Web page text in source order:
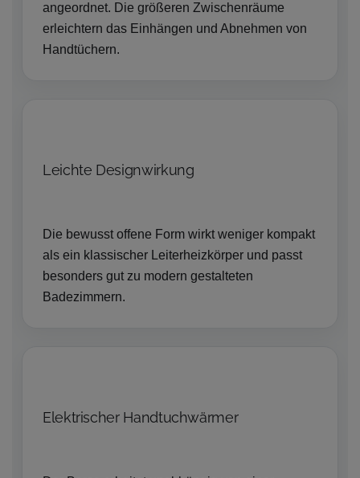
angeordnet. Die größeren Zwischenräume
erleichtern das Einhängen und Abnehmen von
Handtüchern.
Leichte Designwirkung
Die bewusst offene Form wirkt weniger kompakt
als ein klassischer Leiterheizkörper und passt
besonders gut zu modern gestalteten
Badezimmern.
Elektrischer Handtuchwärmer